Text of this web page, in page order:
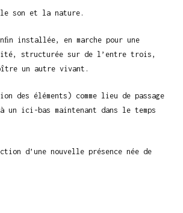
son et la nature.
installée, en marche pour une
structurée sur de l’entre trois,
un autre vivant.
des éléments) comme lieu de passage
un ici-bas maintenant dans le temps
d’une nouvelle présence née de